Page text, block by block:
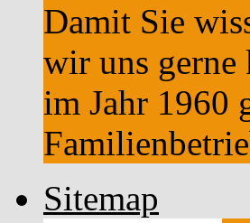
Damit Sie
wir uns gerne
im Jahr 1960
Sitemap